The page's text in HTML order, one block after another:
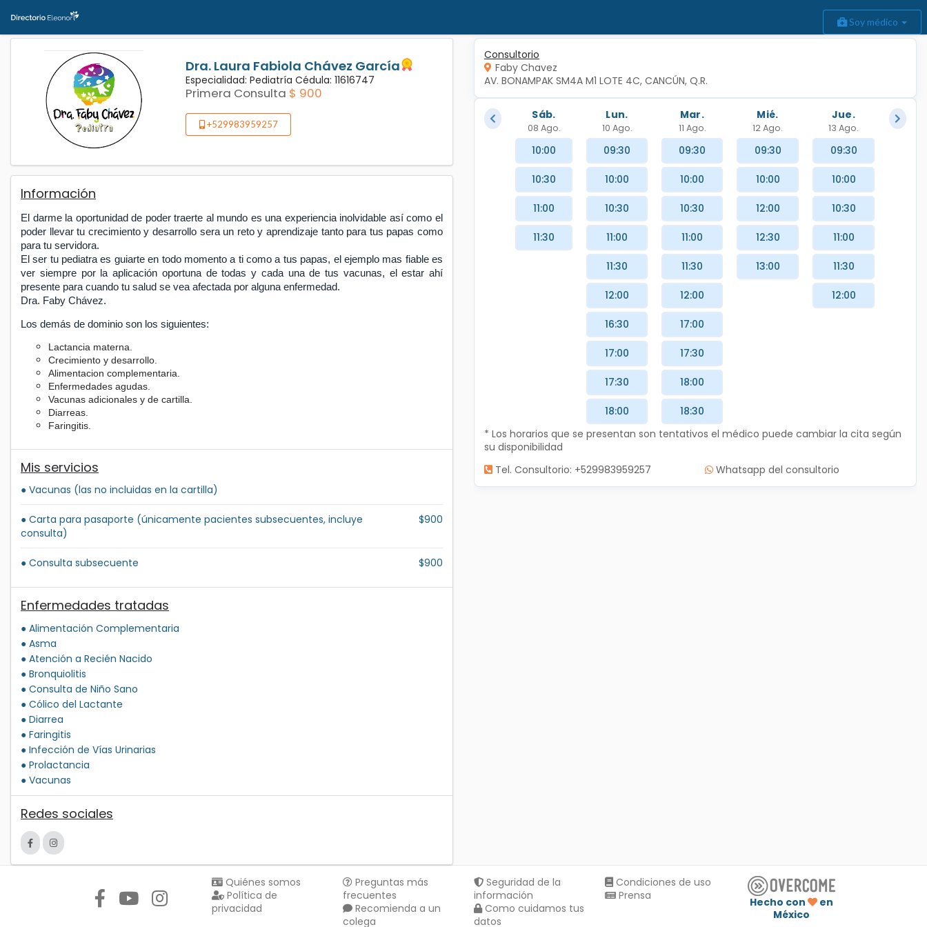
Soy médico
Consultorio
Faby Chavez
AV. BONAMPAK SM4A M1 LOTE 4C, CANCÚN, Q.R.
Sáb.
08 Ago.
Lun.
10 Ago.
Mar.
11 Ago.
Mié.
12 Ago.
Jue.
13 Ago.
10:00
10:30
11:00
11:30
09:30
10:00
10:30
11:00
11:30
12:00
16:30
17:00
17:30
18:00
09:30
10:00
10:30
11:00
11:30
12:00
17:00
17:30
18:00
18:30
09:30
10:00
12:00
12:30
13:00
09:30
10:00
10:30
11:00
11:30
12:00
* Los horarios que se presentan son tentativos el médico puede cambiar la cita según
su disponibilidad
Tel. Consultorio: +529983959257
Whatsapp del consultorio
Dra. Laura Fabiola Chávez García
Especialidad: Pediatría Cédula: 11616747
Primera Consulta $ 900
+529983959257
Información
El darme la oportunidad de poder traerte al mundo es una experiencia inolvidable así como el
poder llevar tu crecimiento y desarrollo sera un reto y aprendizaje tanto para tus papas como
para tu servidora.
El ser tu pediatra es guiarte en todo momento a ti como a tus papas, el ejemplo mas fiable es
ver siempre por la aplicación oportuna de todas y cada una de tus vacunas, el estar ahí
presente para cuando tu salud se vea afectada por alguna enfermedad.
Dra. Faby Chávez.
Los demás de dominio son los siguientes:
Lactancia materna.
Crecimiento y desarrollo.
Alimentacion complementaria.
Enfermedades agudas.
Vacunas adicionales y de cartilla.
Diarreas.
Faringitis.
Mis servicios
● Vacunas (las no incluidas en la cartilla)
● Carta para pasaporte (únicamente pacientes subsecuentes, incluye
consulta)
$900
● Consulta subsecuente $900
Enfermedades tratadas
● Alimentación Complementaria
● Asma
● Atención a Recién Nacido
● Bronquiolitis
● Consulta de Niño Sano
● Cólico del Lactante
● Diarrea
● Faringitis
● Infección de Vías Urinarias
● Prolactancia
● Vacunas
Redes sociales
Quiénes somos
Política de
privacidad
Preguntas más
frecuentes
Recomienda a un
colega
Seguridad de la
información
Como cuidamos tus
datos
Condiciones de uso
Prensa
Hecho con
en
México